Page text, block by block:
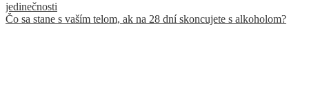
jedinečnosti
Čo sa stane s vaším telom, ak na 28 dní skoncujete s alkoholom?